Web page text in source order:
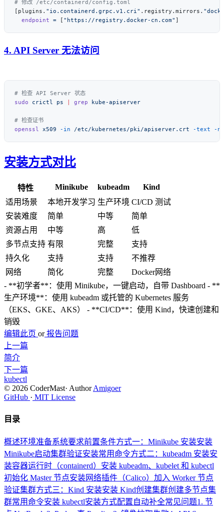
[plugins. "io.containerd.grpc.v1.cri" .registry.mirrors.
  endpoint
= [ "https://registry.docker-cn.com"
4. API Server 无法访问
sudo crictl ps | grep
openssl
x509 -in /etc/kubernetes/pki/apiserver.crt -text
安装方式对比
特性 Minikube kubeadm
Kind
适用场景
本地开发学习 生产环境 CI/CD 测试
安装难度
简单 中等
简单
资源占用
中等 高
低
多节点支持 有限 完整
支持
持久化
支持 支持
不推荐
网络
简化 完整
Docker网络
- **初学者**：使用 Minikube，一键启动，自带 Dashboard - **
生产环境**：使用 kubeadm 或托管的 Kubernetes 服务
（EKS、GKE、AKS） - **CI/CD**：使用 Kind，快速创建和
销毁
编辑此页 or报告问题
上一篇
简介
下一篇
kubectl
© 2026 CoderMast· AuthorAmigoer
GitHub · MIT License
目录
概述环境准备系统要求前置条件方式一：Minikube 安装安装
Minikube启动集群验证安装常用命令方式二：kubeadm 安装安
装容器运行时（containerd） 安装 kubeadm、kubelet 和 kubectl
初始化 Master 节点安装网络插件（Calico） 加入 Worker 节点
验证集群方式三：Kind 安装安装 Kind创建集群创建多节点集
群常用命令安装 kubectl安装方式配置自动补全常见问题1. 节